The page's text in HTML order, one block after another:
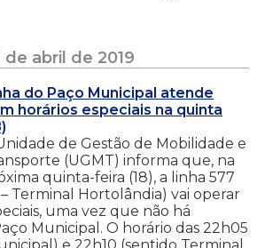
de abril de 2019
do Paço Municipal atende
horários especiais na quinta
de Gestão de Mobilidade e
(UGMT) informa que, na
quinta-feira (18), a linha 577
Terminal Hortolândia) vai operar
uma vez que não há
Municipal. O horário das 22h05
e 22h10 (sentido Terminal